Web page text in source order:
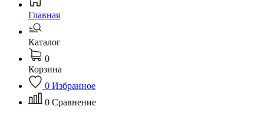
Главная
Каталог
0
Корзина
0 Избранное
0 Сравнение